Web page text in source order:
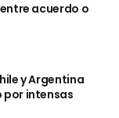
acuerdo o
y Argentina
por intensas